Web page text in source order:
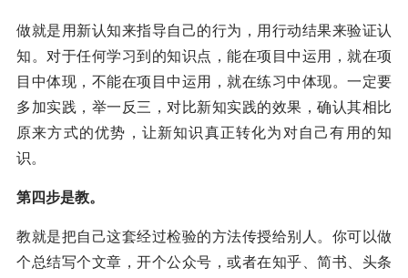
做就是用新认知来指导自己的行为，用行动结果来验证认
知。对于任何学习到的知识点，能在项目中运用，就在项
目中体现，不能在项目中运用，就在练习中体现。一定要
多加实践，举一反三，对比新知实践的效果，确认其相比
原来方式的优势，让新知识真正转化为对自己有用的知
识。
第四步是教。
教就是把自己这套经过检验的方法传授给别人。你可以做
个总结写个文章，开个公众号，或者在知乎、简书、头条